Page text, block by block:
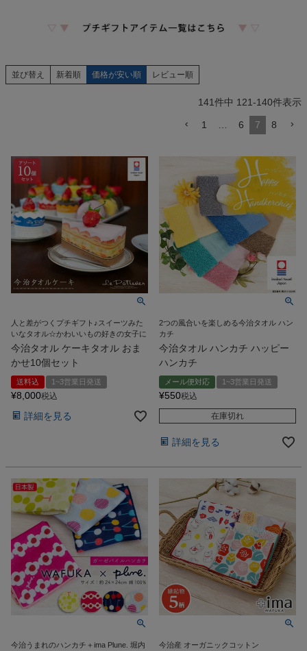
並び替え 新着順 価格が安い順 レビュー順
141件中 121-140件表示
1 6 7 8
人と差がつくプチギフト♪スイーツみた
いなタオル☆かわいいもの好きの女子に
今治タオル ケーキタオル おま
かせ10個セット
送料込 1~3営業日発送
¥8,000税込
詳細を見る
2つの風合いを楽しめる今治タオル ハン
カチ
今治タオル ハンカチ ハッピー
ハンカチ
メール便対応 1~3営業日発送
¥550税込
在庫切れ
詳細を見る
今治うまれのハンカチ＋ima Plune. 堀内 今治産 オーガニックコットン